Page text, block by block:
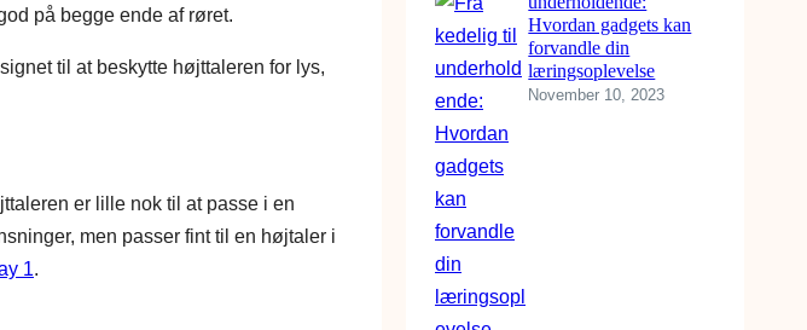
på begge ende af røret.
til at beskytte højttaleren for lys,
er lille nok til at passe i en
men passer fint til en højtaler i
1.
Hvordan gadgets kan
forvandle din
læringsoplevelse
November 10, 2023